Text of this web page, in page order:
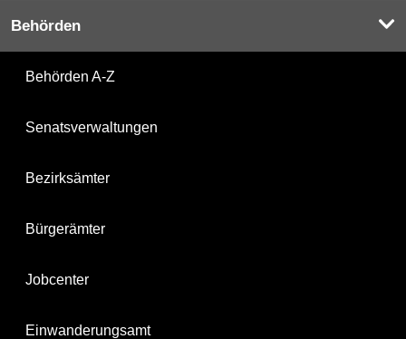
Behörden
Behörden A-Z
Senatsverwaltungen
Bezirksämter
Bürgerämter
Jobcenter
Einwanderungsamt